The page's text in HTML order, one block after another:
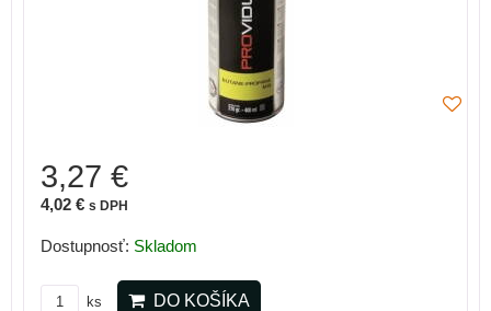
3,27 €
4,02 € s DPH
Dostupnosť: Skladom
ks DO KOŠÍKA